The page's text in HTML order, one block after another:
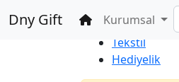
Dny Gift Ana Sayfa
Kurumsal
%100 Güvenli
İndirim
Tekstil
Hediyelik